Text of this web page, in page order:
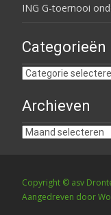
ING G-toernooi
Categorieën
Categorieën
Archieven
Archieven
Copyright © asv
Aangedreven door